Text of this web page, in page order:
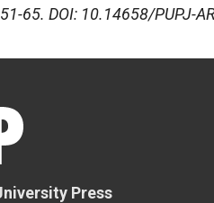
65. DOI: 10.14658/PUPJ-
Press